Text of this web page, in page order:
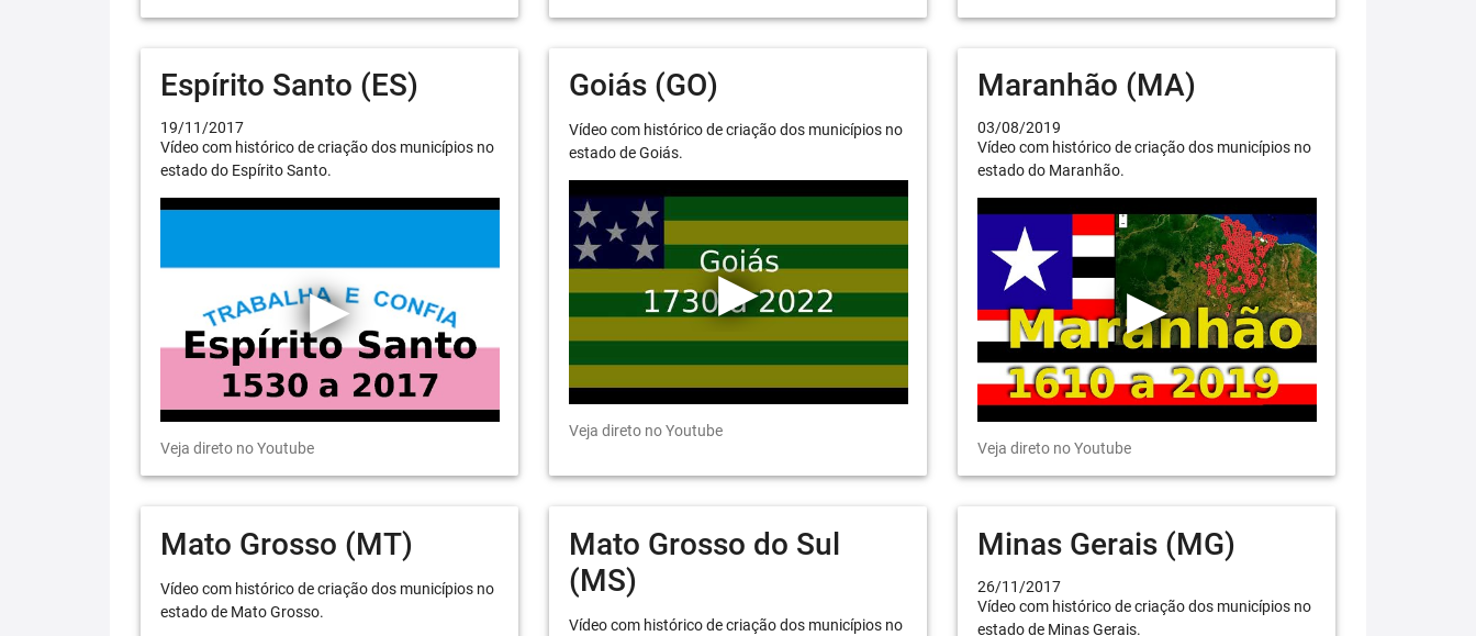
Espírito Santo (ES)
19/11/2017
Vídeo com histórico de criação dos municípios no
estado do Espírito Santo.
Veja direto no Youtube
Goiás (GO)
Vídeo com histórico de criação dos municípios no
estado de Goiás.
Veja direto no Youtube
Maranhão (MA)
03/08/2019
Vídeo com histórico de criação dos municípios no
estado do Maranhão.
Veja direto no Youtube
Mato Grosso (MT)
Vídeo com histórico de criação dos municípios no
estado de Mato Grosso.
Mato Grosso do Sul
(MS)
Vídeo com histórico de criação dos municípios no
Minas Gerais (MG)
26/11/2017
Vídeo com histórico de criação dos municípios no
estado de Minas Gerais.